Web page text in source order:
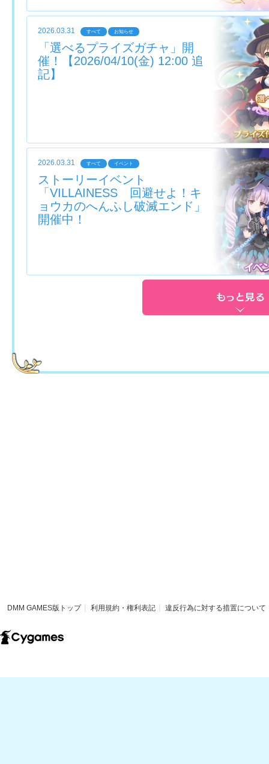
2026.03.31 すべて お知らせ
「選べるプライズガチャ」開
催！【2026/04/10(金) 12:00 追
記】
2026.03.31 すべて イベント
ストーリーイベント
「VILLAINESS 回避せよ！キ
ョウカのへんふし破滅エンド」
開催中！
DMM GAMES版トップ 利用規約・権利表記 違反行為に対する措置について